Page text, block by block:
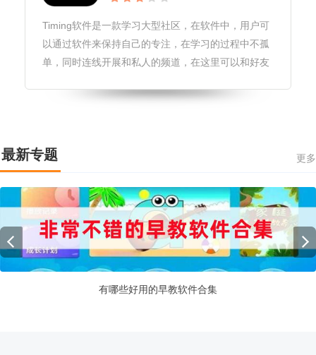
Timing软件是一款学习大型社区，在软件中，用户可
以通过软件来保持自己的专注，在学习的过程中不孤
单，同时连线开展和私人的频道，在这里可以和好友
提供一个朋友圈的功能，和大家一起专注学习。感兴
最新专题 更多
有哪些好用的早教软件合集